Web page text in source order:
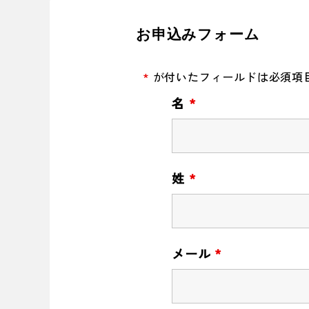
お申込みフォーム
* が付いたフィールドは必須項
名 *
姓 *
メール *